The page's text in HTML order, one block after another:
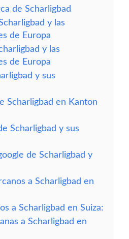
de Scharligbad
y las
de Europa
y las
de Europa
y sus
Scharligbad en Kanton
Scharligbad y sus
de Scharligbad y
a Scharligbad en
a Scharligbad en Suiza:
a Scharligbad en